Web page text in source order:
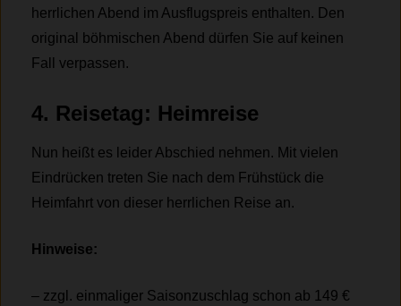
herrlichen Abend im Ausflugspreis enthalten. Den
original böhmischen Abend dürfen Sie auf keinen
Fall verpassen.
4. Reisetag: Heimreise
Nun heißt es leider Abschied nehmen. Mit vielen
Eindrücken treten Sie nach dem Frühstück die
Heimfahrt von dieser herrlichen Reise an.
Hinweise:
– zzgl. einmaliger Saisonzuschlag schon ab 149 €